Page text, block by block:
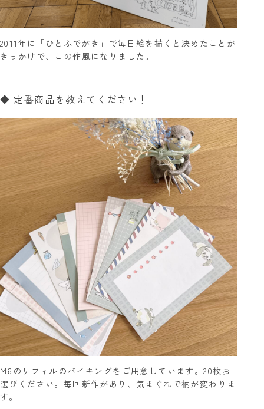
2011年に「ひとふでがき」で毎日絵を描くと決めたことが
きっかけで、この作風になりました。
◆ 定番商品を教えてください！
M6のリフィルのバイキングをご用意しています。20枚お
選びください。毎回新作があり、気まぐれで柄が変わりま
す。